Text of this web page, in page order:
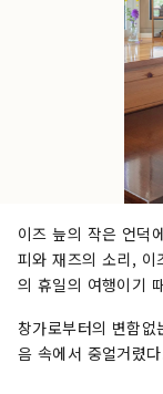
이즈 늪의 작은 언덕
피와 재즈의 소리, 이
의 휴일의 여행이기
창가로부터의 변함
음 속에서 중얼거렸